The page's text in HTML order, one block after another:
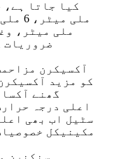
ملی میٹر،
ضروریات
آکسیکرن
کو مزید
گھنے
اعلی درجہ
سٹیل اب بھی
مکینیکل